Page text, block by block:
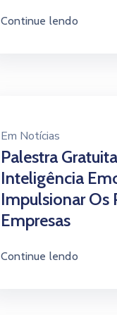
Continue lendo
Em Notícias
Palestra
Inteligência
Impulsionar Os
Empresas
Continue lendo